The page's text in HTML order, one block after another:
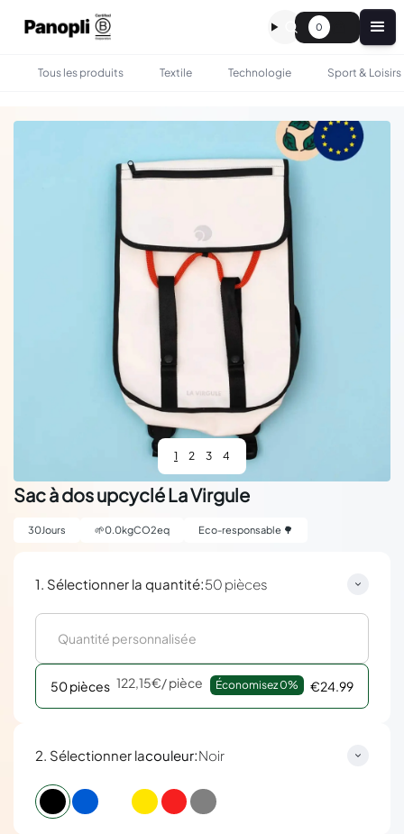
0
Tous les produits Textile Technologie Sport & Loisirs
1 2 3 4
Sac à dos upcyclé La Virgule
30Jours 🌱0.0kgCO2eq Eco-responsable 🌳
1. Sélectionner la quantité:50 pièces
50 pièces 122,15€/ pièce Économisez 0% €24.99
2. Sélectionner lacouleur:Noir